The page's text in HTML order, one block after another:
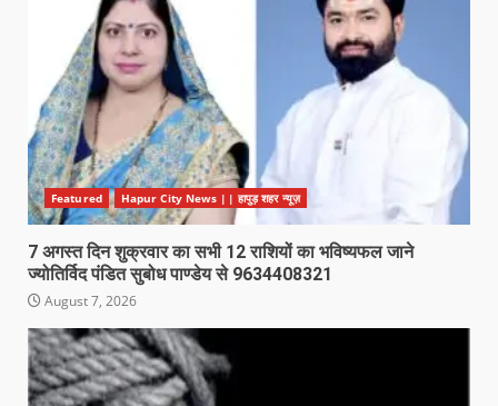
Featured Hapur City News || हापुड़ शहर न्यूज़
7 अगस्त दिन शुक्रवार का सभी 12 राशियों का भविष्यफल जाने
ज्योतिर्विद पंडित सुबोध पाण्डेय से 9634408321
August 7, 2026